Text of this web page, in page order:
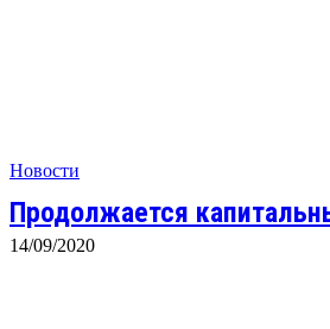
Новости
Продолжается
14/09/2020